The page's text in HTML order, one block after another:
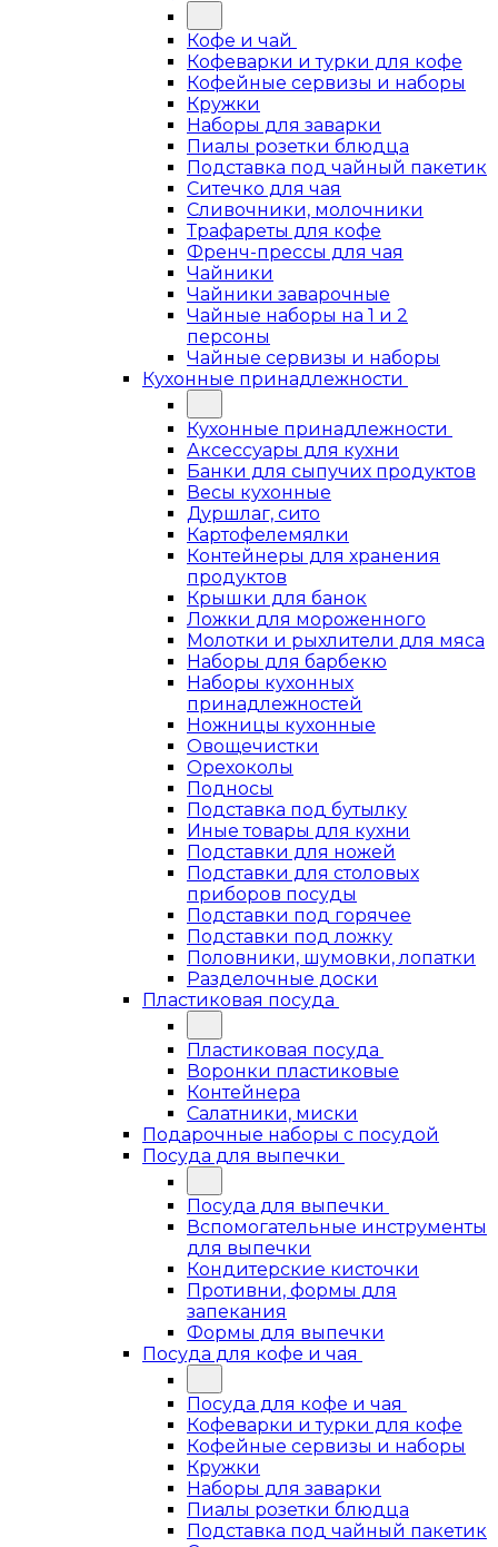
Кофе и чай
Кофеварки и турки для кофе
Кофейные сервизы и наборы
Кружки
Наборы для заварки
Пиалы розетки блюдца
Подставка под чайный пакетик
Ситечко для чая
Сливочники, молочники
Трафареты для кофе
Френч-прессы для чая
Чайники
Чайники заварочные
Чайные наборы на 1 и 2
персоны
Чайные сервизы и наборы
Кухонные принадлежности
Кухонные принадлежности
Аксессуары для кухни
Банки для сыпучих продуктов
Весы кухонные
Дуршлаг, сито
Картофелемялки
Контейнеры для хранения
продуктов
Крышки для банок
Ложки для мороженного
Молотки и рыхлители для мяса
Наборы для барбекю
Наборы кухонных
принадлежностей
Ножницы кухонные
Овощечистки
Орехоколы
Подносы
Подставка под бутылку
Иные товары для кухни
Подставки для ножей
Подставки для столовых
приборов посуды
Подставки под горячее
Подставки под ложку
Половники, шумовки, лопатки
Разделочные доски
Пластиковая посуда
Пластиковая посуда
Воронки пластиковые
Контейнера
Салатники, миски
Подарочные наборы с посудой
Посуда для выпечки
Посуда для выпечки
Вспомогательные инструменты
для выпечки
Кондитерские кисточки
Противни, формы для
запекания
Формы для выпечки
Посуда для кофе и чая
Посуда для кофе и чая
Кофеварки и турки для кофе
Кофейные сервизы и наборы
Кружки
Наборы для заварки
Пиалы розетки блюдца
Подставка под чайный пакетик